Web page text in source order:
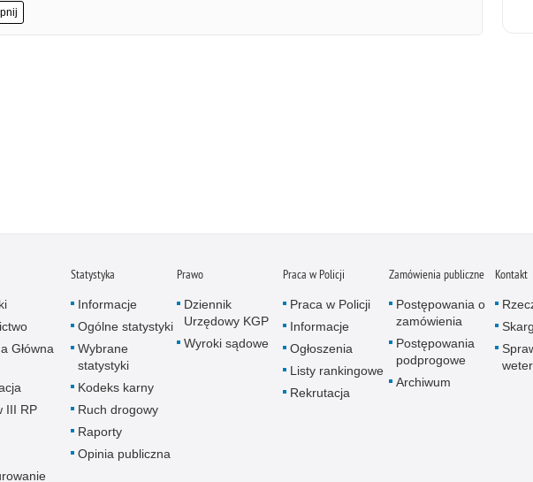
Główna
III RP
Statystyka
Informacje
Ogólne statystyki
Wybrane
statystyki
Kodeks karny
Ruch drogowy
Raporty
Opinia publiczna
Prawo
Dziennik
Urzędowy KGP
Wyroki sądowe
Praca w Policji
Praca w Policji
Informacje
Ogłoszenia
Listy rankingowe
Rekrutacja
Zamówienia publiczne
Postępowania o
zamówienia
Postępowania
podprogowe
Archiwum
Kontakt